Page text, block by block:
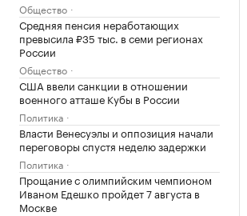
Общество
Средняя пенсия неработающих
превысила ₽35 тыс. в семи регионах
России
Общество
США ввели санкции в отношении
военного атташе Кубы в России
Политика
Власти Венесуэлы и оппозиция начали
переговоры спустя неделю задержки
Политика
Прощание с олимпийским чемпионом
Иваном Едешко пройдет 7 августа в
Москве